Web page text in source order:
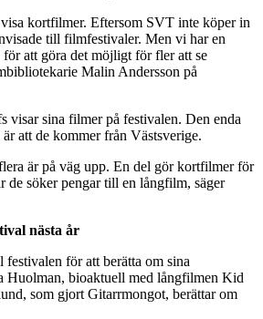
kortfilmer. Eftersom SVT inte köper in
till filmfestivaler. Men vi har en
för att göra det möjligt för fler att se
Malin Andersson på
visar sina filmer på festivalen. Den enda
är att de kommer från Västsverige.
är på väg upp. En del gör kortfilmer för
de söker pengar till en långfilm, säger
nästa år
för att berätta om sina
Huolman, bioaktuell med långfilmen Kid
som gjort Gitarrmongot, berättar om